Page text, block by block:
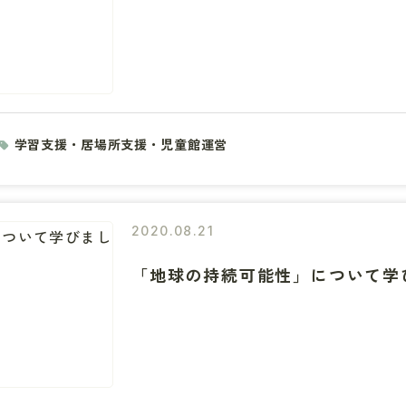
学習支援・居場所支援・児童館運営
2020.08.21
「地球の持続可能性」について